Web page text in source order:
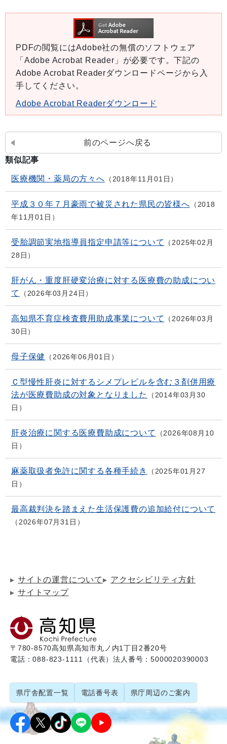
PDFの閲覧にはAdobe社の無償のソフトウェア
「Adobe Acrobat Reader」が必要です。下記の
Adobe Acrobat Readerダウンロードページから入
手してください。
Adobe Acrobat Readerダウンロード
前のページへ戻る
類似記事
医療機関・薬局の方々へ 2018年11月01日
平成３０年７月豪雨で被災された県民の皆様へ
2018
年11月01日
受胎調節実地指導員指定申請等について
2025年02月
28日
肝がん・重度肝硬変治療に対する医療費の助成につい
て
2026年03月24日
高知県不育症検査費用助成事業について
2026年03月
30日
母子保健 2026年06月01日
Ｃ型慢性肝炎に対するシメプレビルを含む３剤併用療
法が医療費助成の対象となりました
2014年03月30
日
肝炎治療に関する医療費助成について
2026年08月10
日
麻薬取扱者免許に関する各種手続き
2025年01月27
日
最高裁判決を踏まえた生活保護費の追加給付について
2026年07月31日
サイトの運営について
アクセシビリティ方針
サイトマップ
〒780-8570高知県高知市丸ノ内1丁目2番20号
電話：088-823-1111（代表）法人番号：5000020390003
県庁舎配置一覧 電話番号表 県庁周辺のご案内